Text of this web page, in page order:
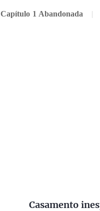
Capítulo 1 Abandonada |
Casamento